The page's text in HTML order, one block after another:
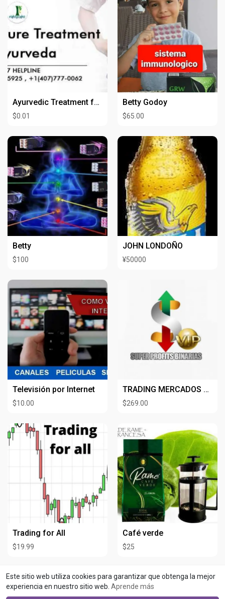
Este sitio web utiliza cookies para garantizar que obtenga la mejor
experiencia en nuestro sitio web. Aprende más
Ayurvedic Treatment for Kidney in USA
$0.01
Betty Godoy
$65.00
Betty
$100
JOHN LONDOÑO
¥50000
Televisión por Internet
$10.00
TRADING MERCADOS SINTETICOS
$269.00
Trading for All
$19.99
Café verde
$25
No hay productos disponibles para mostrar.